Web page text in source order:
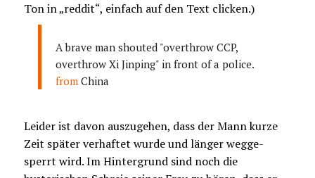
Ton in „reddit“, einfach auf den Text clicken.)
A brave man shouted "overthrow CCP,
overthrow Xi Jinping" in front of a police.
from China
Leider ist davon auszugehen, dass der Mann kurze
Zeit später verhaftet wurde und länger wegge-
sperrt wird. Im Hintergrund sind noch die